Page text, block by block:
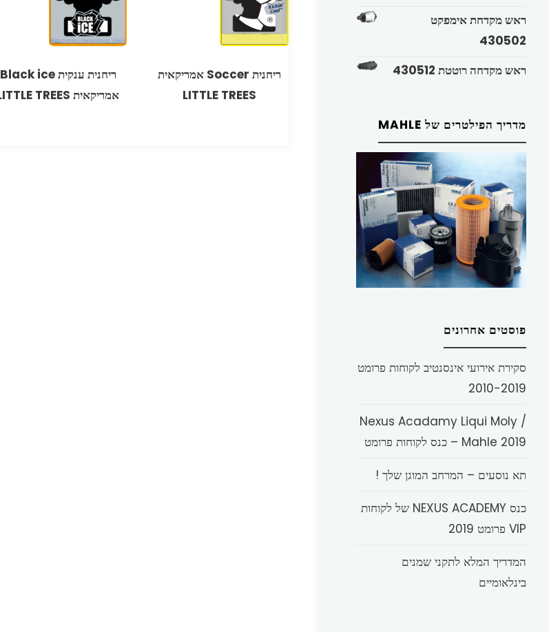
ריחנית Soccer אמריקאית
LITTLE TREES
ריחנית ענקית Black ice
אמריקאית LITTLE TREES
ראש מקדחת אימפקט
430502
ראש מקדחה רוטטת 430512
מדריך הפילטרים של MAHLE
פוסטים אחרונים
סקירת אירועי אינסנטיב לקוחות פרומט
2010-2019
Nexus Acadamy Liqui Moly /
Mahle 2019 – כנס לקוחות פרומט
תא נוסעים – המרחב המוגן שלך !
כנס NEXUS ACADEMY של לקוחות
VIP פרומט 2019
המדריך המלא לתקני שמנים
בינלאומיים